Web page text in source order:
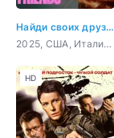
Найди своих друзей
2025, США, Италия, триллер
HD